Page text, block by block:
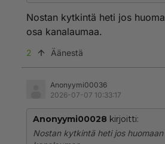
Nostan kytkintä heti jos
osa kanalaumaa.
2 Äänestä
Anonyymi00036
2026-07-07 10:33:17
Anonyymi00028 kirjoitti:
Nostan kytkintä heti jos